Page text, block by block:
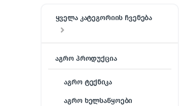
ყველა კატეგორიის ჩვენება
აგრო პროდუქცია
აგრო ტექნიკა
აგრო ხელსაწყოები